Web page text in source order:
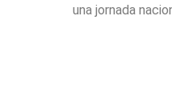
una jornada